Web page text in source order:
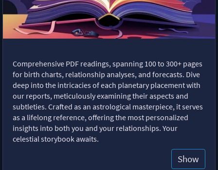
Comprehensive PDF readings, spanning 100 to 300+ pages
for birth charts, relationship analyses, and forecasts. Dive
deep into the intricacies of each planetary placement with
our reports, meticulously examining their aspects and
subtleties. Crafted as an astrological masterpiece, it serves
as a lifelong reference, offering the most personalized
insights into both you and your relationships. Your
celestial storybook awaits.
Show